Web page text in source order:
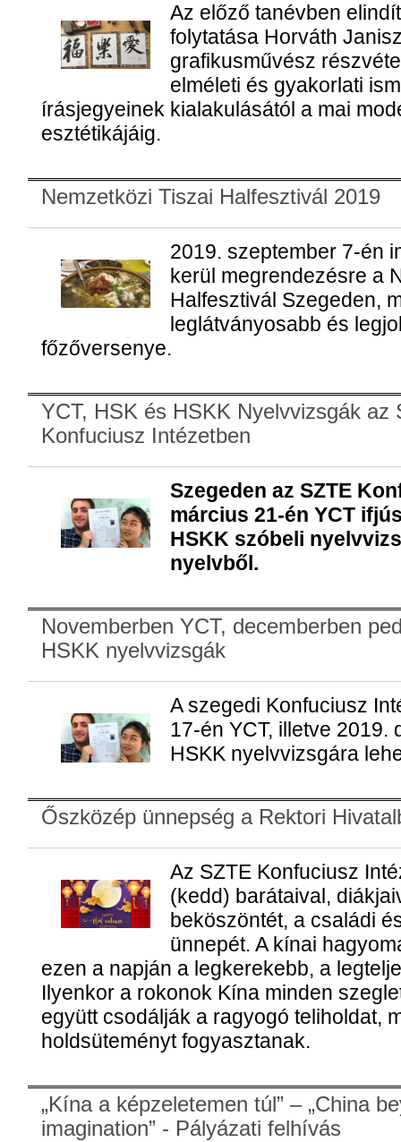
Az előző tanévben
folytatása Horváth
grafikusművész
elméleti és gyakorlati
írásjegyeinek kialakulásától a mai
esztétikájáig.
Nemzetközi Tiszai Halfesztivál 2019
2019. szeptember 7-én
kerül megrendezésre a
Halfesztivál Szegeden,
leglátványosabb és
főzőversenye.
YCT, HSK és HSKK Nyelvvizsgák az
Konfuciusz Intézetben
Szegeden az SZTE
március 21-én YCT
HSKK szóbeli
nyelvből.
Novemberben YCT, decemberben
HSKK nyelvvizsgák
A szegedi Konfuciusz
17-én YCT, illetve 2019.
HSKK nyelvvizsgára
Őszközép ünnepség a Rektori
Az SZTE Konfuciusz
(kedd) barátaival,
beköszöntét, a családi
ünnepét. A kínai
ezen a napján a legkerekebb, a
Ilyenkor a rokonok Kína minden
együtt csodálják a ragyogó teliholdat,
holdsüteményt fogyasztanak.
„Kína a képzeletemen túl” – „China
imagination” - Pályázati felhívás